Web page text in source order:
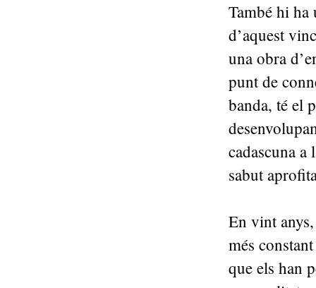
També hi ha
d’aquest
una obra
punt de
banda, té el
cadascuna a
sabut
En vint
més
que els han